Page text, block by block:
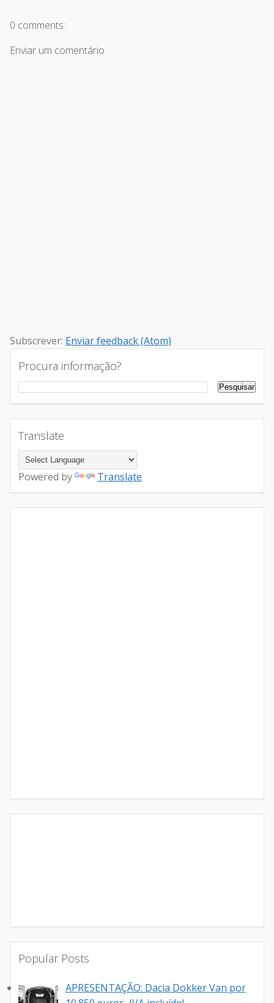
0 comments:
Enviar um comentário
Subscrever: Enviar feedback (Atom)
Procura informação?
Translate
Powered by Translate
Popular Posts
APRESENTAÇÃO: Dacia Dokker Van por